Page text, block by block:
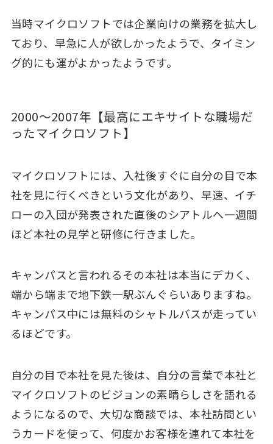
当時マイクロソフトでは企業向けの業務を拡大し
ており、早急に人が欲しかったようで、タイミン
グ的にも運がよかったようです。
2000～2007年【最高にエキサイトな職場だ
ったマイクロソフト】
マイクロソフトには、入社後すぐに自分の目で本
社を見に行くべきという文化があり、早速、イチ
ローの入団が発表された直後のシアトルへ一週間
ほど本社の見学と研修に行きました。
キャンパスと言われるその本社は本当にデカく、
端から端まで地下鉄一駅ぶんぐらいありますね。
キャンパス中には無料のシャトルバスが走ってい
るほどです。
自分の目で本社を見た後は、自分の言葉で本社と
マイクロソフトのビジョンの素晴らしさを語れる
ようになるので、大切な商談では、本社訪問とい
うカードを使って、何度かお客様を連れて本社を